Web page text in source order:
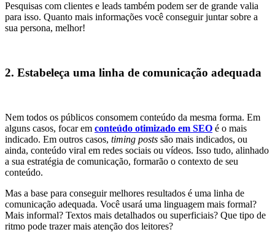
Pesquisas com clientes e leads também podem ser de grande valia
para isso. Quanto mais informações você conseguir juntar sobre a
sua persona, melhor!
2. Estabeleça uma linha de comunicação adequada
Nem todos os públicos consomem conteúdo da mesma forma. Em
alguns casos, focar em conteúdo otimizado em SEO é o mais
indicado. Em outros casos, timing posts são mais indicados, ou
ainda, conteúdo viral em redes sociais ou vídeos. Isso tudo, alinhado
a sua estratégia de comunicação, formarão o contexto de seu
conteúdo.
Mas a base para conseguir melhores resultados é uma linha de
comunicação adequada. Você usará uma linguagem mais formal?
Mais informal? Textos mais detalhados ou superficiais? Que tipo de
ritmo pode trazer mais atenção dos leitores?